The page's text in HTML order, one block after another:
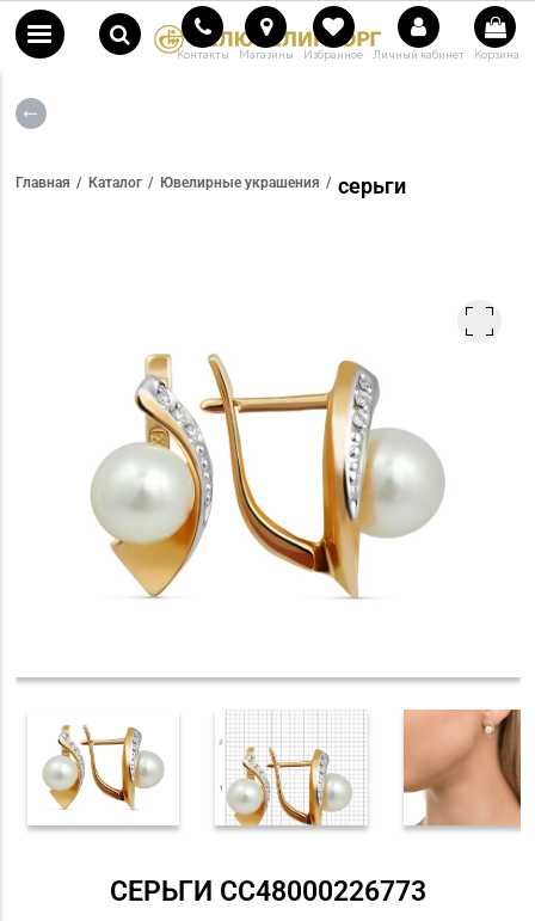
Контакты Магазины Избранное Личный кабинет Корзина
Главная Каталог Ювелирные украшения серьги
СЕРЬГИ СC48000226773